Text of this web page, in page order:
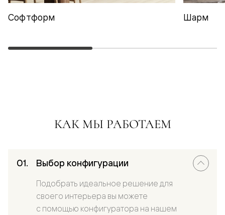
Софтформ Шарм
КАК МЫ РАБОТАЕМ
Выбор конфигурации
Подобрать идеальное решение для
своего интерьера вы можете
с помощью конфигуратора на нашем